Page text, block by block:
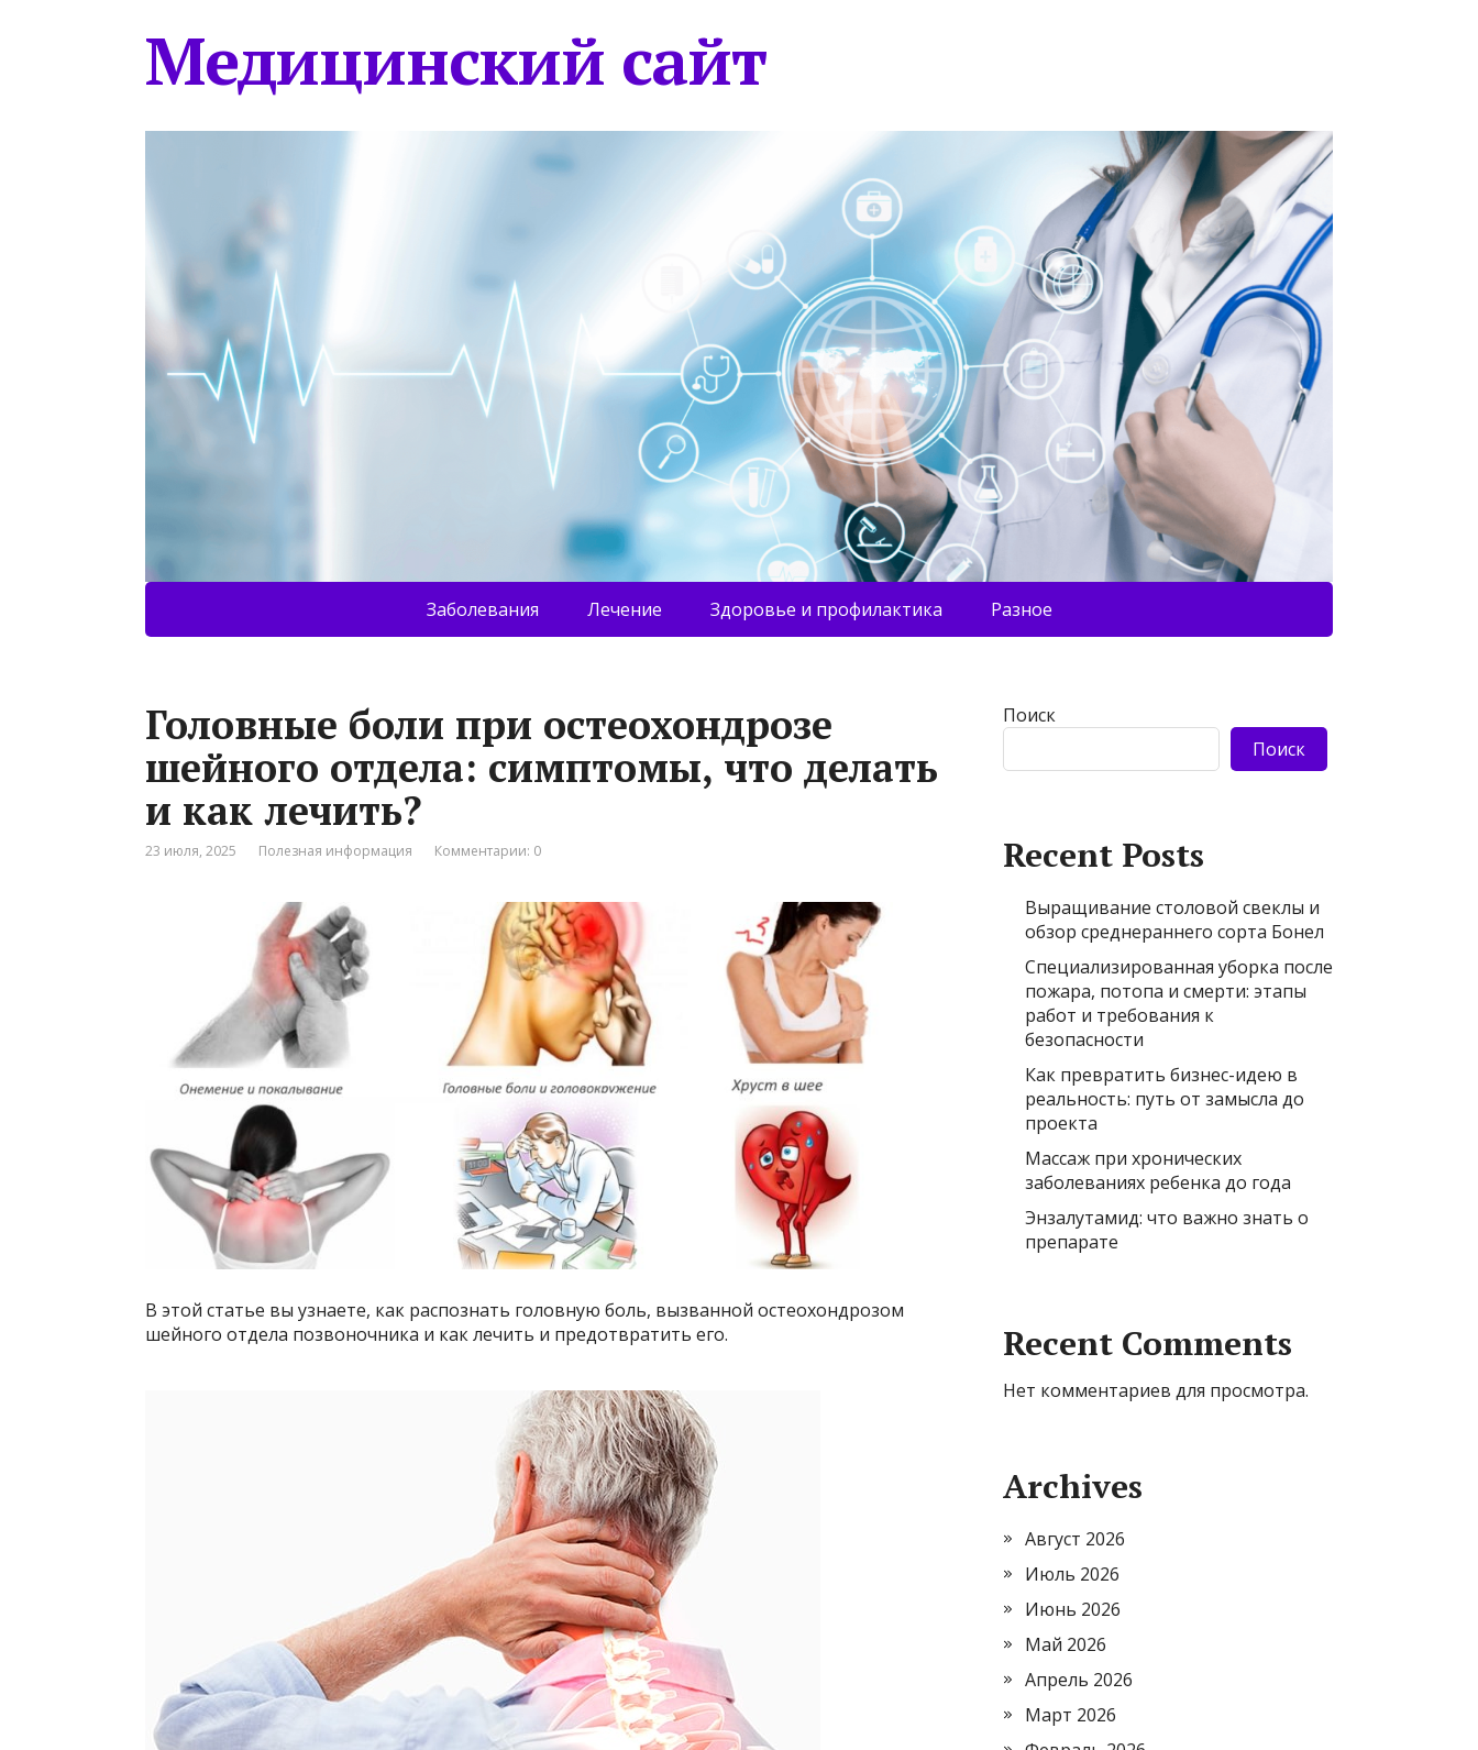
Медицинский сайт
Заболевания Лечение Здоровье и профилактика Разное
Головные боли при остеохондрозе
шейного отдела: симптомы, что делать
и как лечить?
23 июля, 2025 Полезная информация Комментарии: 0
В этой статье вы узнаете, как распознать головную боль, вызванной остеохондрозом
шейного отдела позвоночника и как лечить и предотвратить его.
Поиск
Поиск
Recent Posts
Выращивание столовой свеклы и
обзор среднераннего сорта Бонел
Специализированная уборка после
пожара, потопа и смерти: этапы
работ и требования к
безопасности
Как превратить бизнес-идею в
реальность: путь от замысла до
проекта
Массаж при хронических
заболеваниях ребенка до года
Энзалутамид: что важно знать о
препарате
Recent Comments
Нет комментариев для просмотра.
Archives
Август 2026
Июль 2026
Июнь 2026
Май 2026
Апрель 2026
Март 2026